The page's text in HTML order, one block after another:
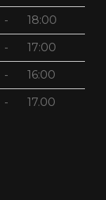
- 18:00
- 17:00
- 16:00
- 17.00